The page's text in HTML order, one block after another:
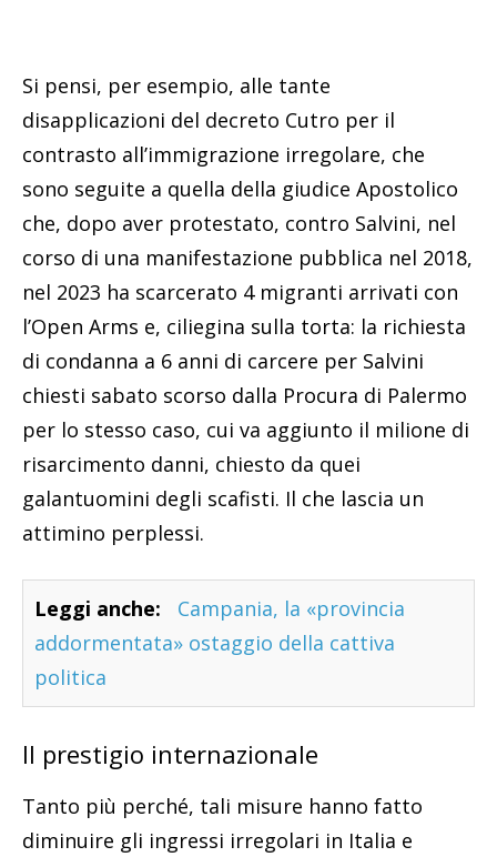
Si pensi, per esempio, alle tante
disapplicazioni del decreto Cutro per il
contrasto all’immigrazione irregolare, che
sono seguite a quella della giudice Apostolico
che, dopo aver protestato, contro Salvini, nel
corso di una manifestazione pubblica nel 2018,
nel 2023 ha scarcerato 4 migranti arrivati con
l’Open Arms e, ciliegina sulla torta: la richiesta
di condanna a 6 anni di carcere per Salvini
chiesti sabato scorso dalla Procura di Palermo
per lo stesso caso, cui va aggiunto il milione di
risarcimento danni, chiesto da quei
galantuomini degli scafisti. Il che lascia un
attimino perplessi.
Leggi anche:
Campania, la «provincia
addormentata» ostaggio della cattiva
politica
Il prestigio internazionale
Tanto più perché, tali misure hanno fatto
diminuire gli ingressi irregolari in Italia e